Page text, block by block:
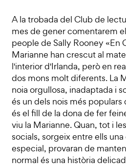
A la trobada del Club de
mes de gener comentarem
people de Sally Rooney «En
Marianne han crescut al
l'interior d'Irlanda, però en
dos mons molt diferents. La
noia orgullosa, inadaptada i
és un dels nois més populars
és el fill de la dona de fer
viu la Marianne. Quan, tot i
socials, sorgeix entre ells
especial, provaran de
normal és una història